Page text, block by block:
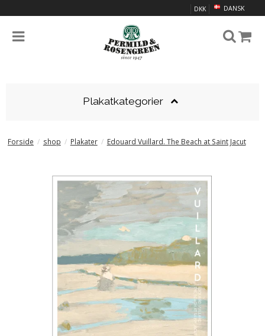
DANSK
DKK
Plakatkategorier
Forside / shop / Plakater / Edouard Vuillard. The Beach at Saint Jacut